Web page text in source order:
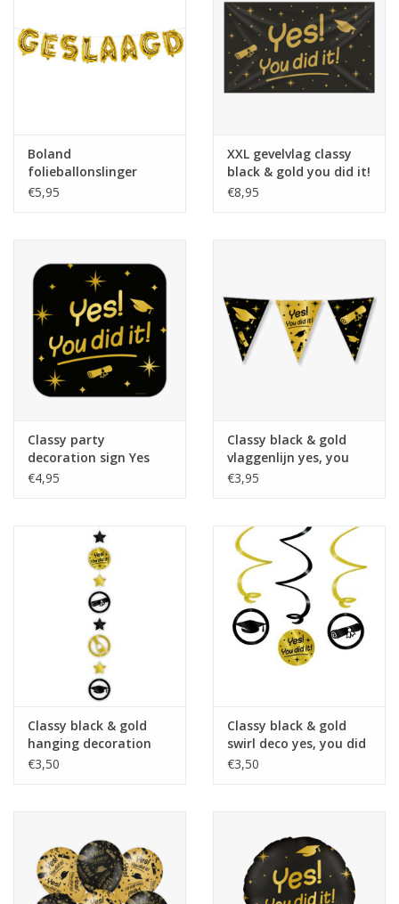
Boland
folieballonslinger
geslaagd goud
€5,95
XXL gevelvlag classy
black & gold you did it!
150 x 90 cm
€8,95
Classy party
decoration sign Yes
you did it!
€4,95
Classy black & gold
vlaggenlijn yes, you
did it 10 meter
€3,95
Classy black & gold
hanging decoration
You did it! 1.20 meter
€3,50
Classy black & gold
swirl deco yes, you did
it 3-delig
€3,50